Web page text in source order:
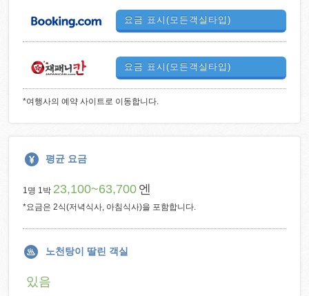
요금 표시(모든객실타입)
요금 표시(모든객실타입)
*여행사의 예약 사이트로 이동합니다.
평균 요금
1명 1박 23,100~63,700 엔
*요금은 2식(저녁식사, 아침식사)을 포함합니다.
노천탕이 딸린 객실
있음